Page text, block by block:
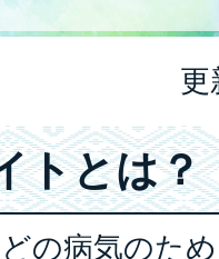
更
トとは？
の病気のた